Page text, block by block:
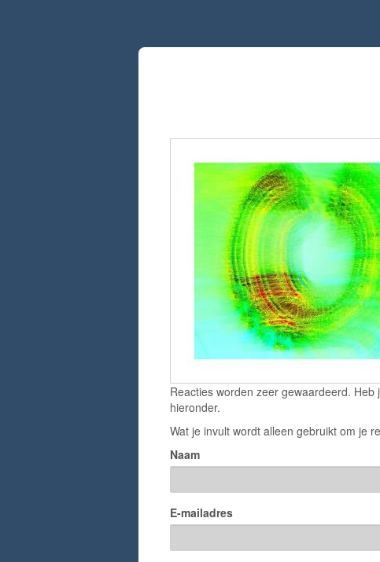
Reacties worden zeer gewaardeerd.
hieronder.
Wat je invult wordt alleen gebruikt om je
Naam
E-mailadres